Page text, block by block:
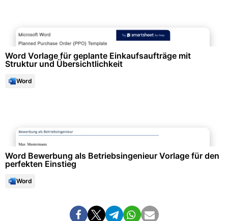
Word Vorlage für geplante Einkaufsaufträge mit
Struktur und Übersichtlichkeit
Word
Word Bewerbung als Betriebsingenieur Vorlage für den
perfekten Einstieg
Word